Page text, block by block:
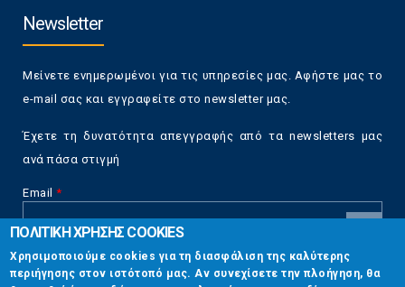
Newsletter
Μείνετε ενημερωμένοι για τις υπηρεσίες μας. Αφήστε μας το
e-mail σας και εγγραφείτε στο newsletter μας.
Έχετε τη δυνατότητα απεγγραφής από τα newsletters μας
ανά πάσα στιγμή
Email *
CAPTCHA
This
Επικοινωνία
ΠΟΛΙΤΙΚΗ ΧΡΗΣΗΣ COOKIES
Χρησιμοποιούμε cookies για τη διασφάλιση της καλύτερης
περιήγησης στον ιστότοπό μας. Αν συνεχίσετε την πλοήγηση, θα